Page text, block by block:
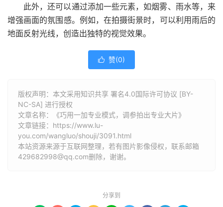
此外，还可以通过添加一些元素，如烟雾、雨水等，来
增强画面的氛围感。例如，在拍摄街景时，可以利用雨后的
地面反射光线，创造出独特的视觉效果。
 赞(0)
版权声明：本文采用知识共享 署名4.0国际许可协议 [BY-
NC-SA] 进行授权
文章名称：《巧用一加专业模式，调参拍出专业大片》
文章链接： https://www.lu-
you.com/wangluo/shouji/3091.html
本站资源来源于互联网整理，若有图片影像侵权，联系邮箱
429682998@qq.com删除，谢谢。
分享到